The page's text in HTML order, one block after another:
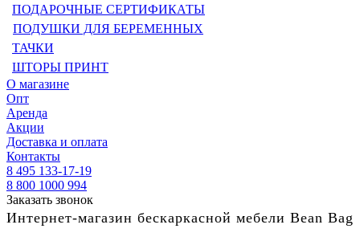
ПОДАРОЧНЫЕ СЕРТИФИКАТЫ
ПОДУШКИ ДЛЯ БЕРЕМЕННЫХ
ТАЧКИ
ШТОРЫ ПРИНТ
О магазине
Опт
Аренда
Акции
Доставка и оплата
Контакты
8 495 133-17-19
8 800 1000 994
Заказать звонок
Интернет-магазин бескаркасной мебели Bean Bag